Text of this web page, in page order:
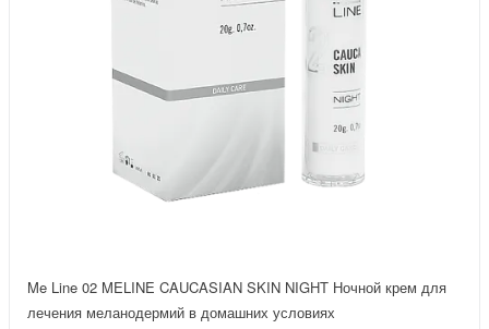
Me Line 02 MELINE CAUCASIAN SKIN NIGHT Ночной крем для
лечения меланодермий в домашних условиях